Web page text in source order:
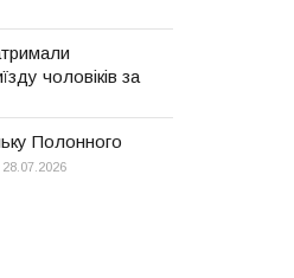
чоловіків за
Полонного
28.07.2026